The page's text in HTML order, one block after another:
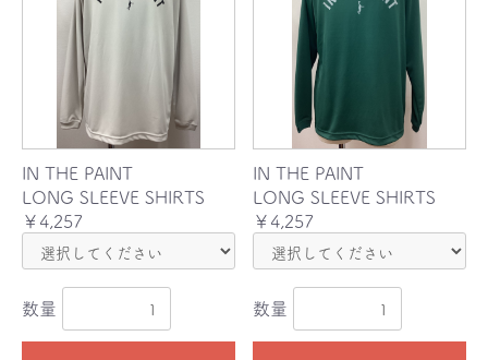
IN THE PAINT
LONG SLEEVE SHIRTS
￥4,257
数量
IN THE PAINT
LONG SLEEVE SHIRTS
￥4,257
数量